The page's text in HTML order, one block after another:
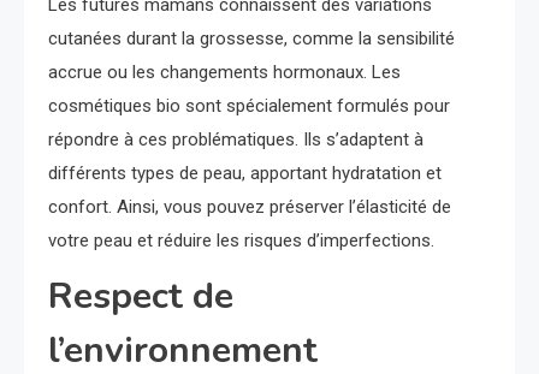
Les futures mamans connaissent des variations
cutanées durant la grossesse, comme la sensibilité
accrue ou les changements hormonaux. Les
cosmétiques bio sont spécialement formulés pour
répondre à ces problématiques. Ils s’adaptent à
différents types de peau, apportant hydratation et
confort. Ainsi, vous pouvez préserver l’élasticité de
votre peau et réduire les risques d’imperfections.
Respect de
l’environnement